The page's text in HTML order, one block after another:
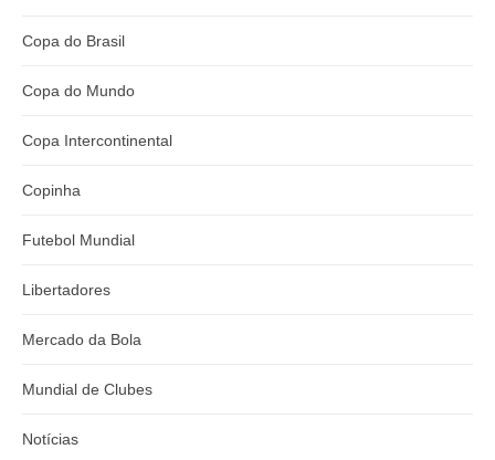
Copa do Brasil
Copa do Mundo
Copa Intercontinental
Copinha
Futebol Mundial
Libertadores
Mercado da Bola
Mundial de Clubes
Notícias